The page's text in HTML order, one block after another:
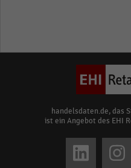
handelsdaten.de, das
ist ein Angebot des EHI